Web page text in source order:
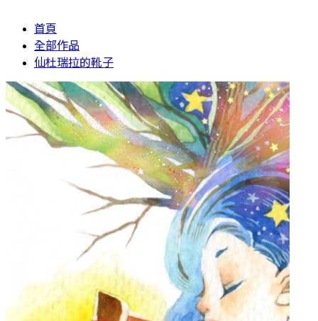
首頁
全部作品
仙杜瑞拉的靴子